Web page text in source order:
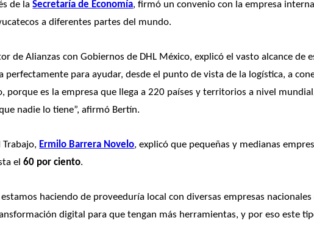
de la Secretaría de Economía
a diferentes partes del mundo.
de Alianzas con Gobiernos de DHL México, explicó el vasto alcance de
perfectamente para ayudar, desde el punto de vista de la logística, a
porque es la empresa que llega a 220 países y territorios a nivel
nadie lo tiene”, afirmó Bertín.
Trabajo, Ermilo Barrera Novelo, explicó que pequeñas y medianas
el 60 por ciento.
haciendo de proveeduría local con diversas empresas
digital para que tengan más herramientas, y por eso este